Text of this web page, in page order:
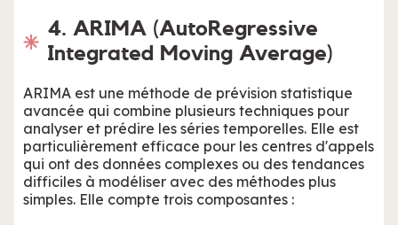
4. ARIMA (AutoRegressive
Integrated Moving Average)
ARIMA est une méthode de prévision statistique
avancée qui combine plusieurs techniques pour
analyser et prédire les séries temporelles. Elle est
particulièrement efficace pour les centres d'appels
qui ont des données complexes ou des tendances
difficiles à modéliser avec des méthodes plus
simples. Elle compte trois composantes :